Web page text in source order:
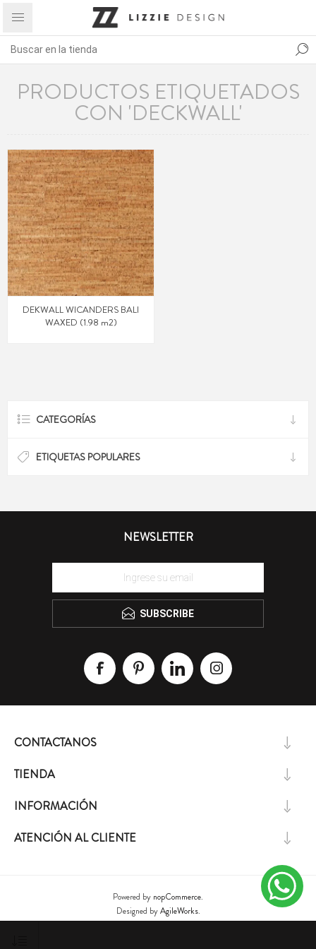
PRODUCTOS ETIQUETADOS
CON 'DECKWALL'
DEKWALL WICANDERS BALI
WAXED (1.98 m2)
CATEGORÍAS
ETIQUETAS POPULARES
NEWSLETTER
SUBSCRIBE
CONTACTANOS
TIENDA
INFORMACIÓN
ATENCIÓN AL CLIENTE
Powered by nopCommerce.
Designed byAgileWorks.
Copyright ® 2026 Lizzie Design. L&A S.A - RUT 213678410016 - Todos los derechos